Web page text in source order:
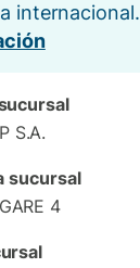
internacional.
S.A.
sucursal
4